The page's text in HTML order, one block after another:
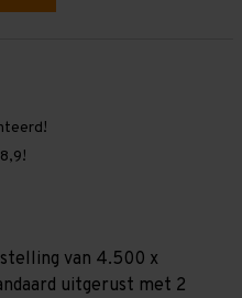
van 4.500 x
uitgerust met 2